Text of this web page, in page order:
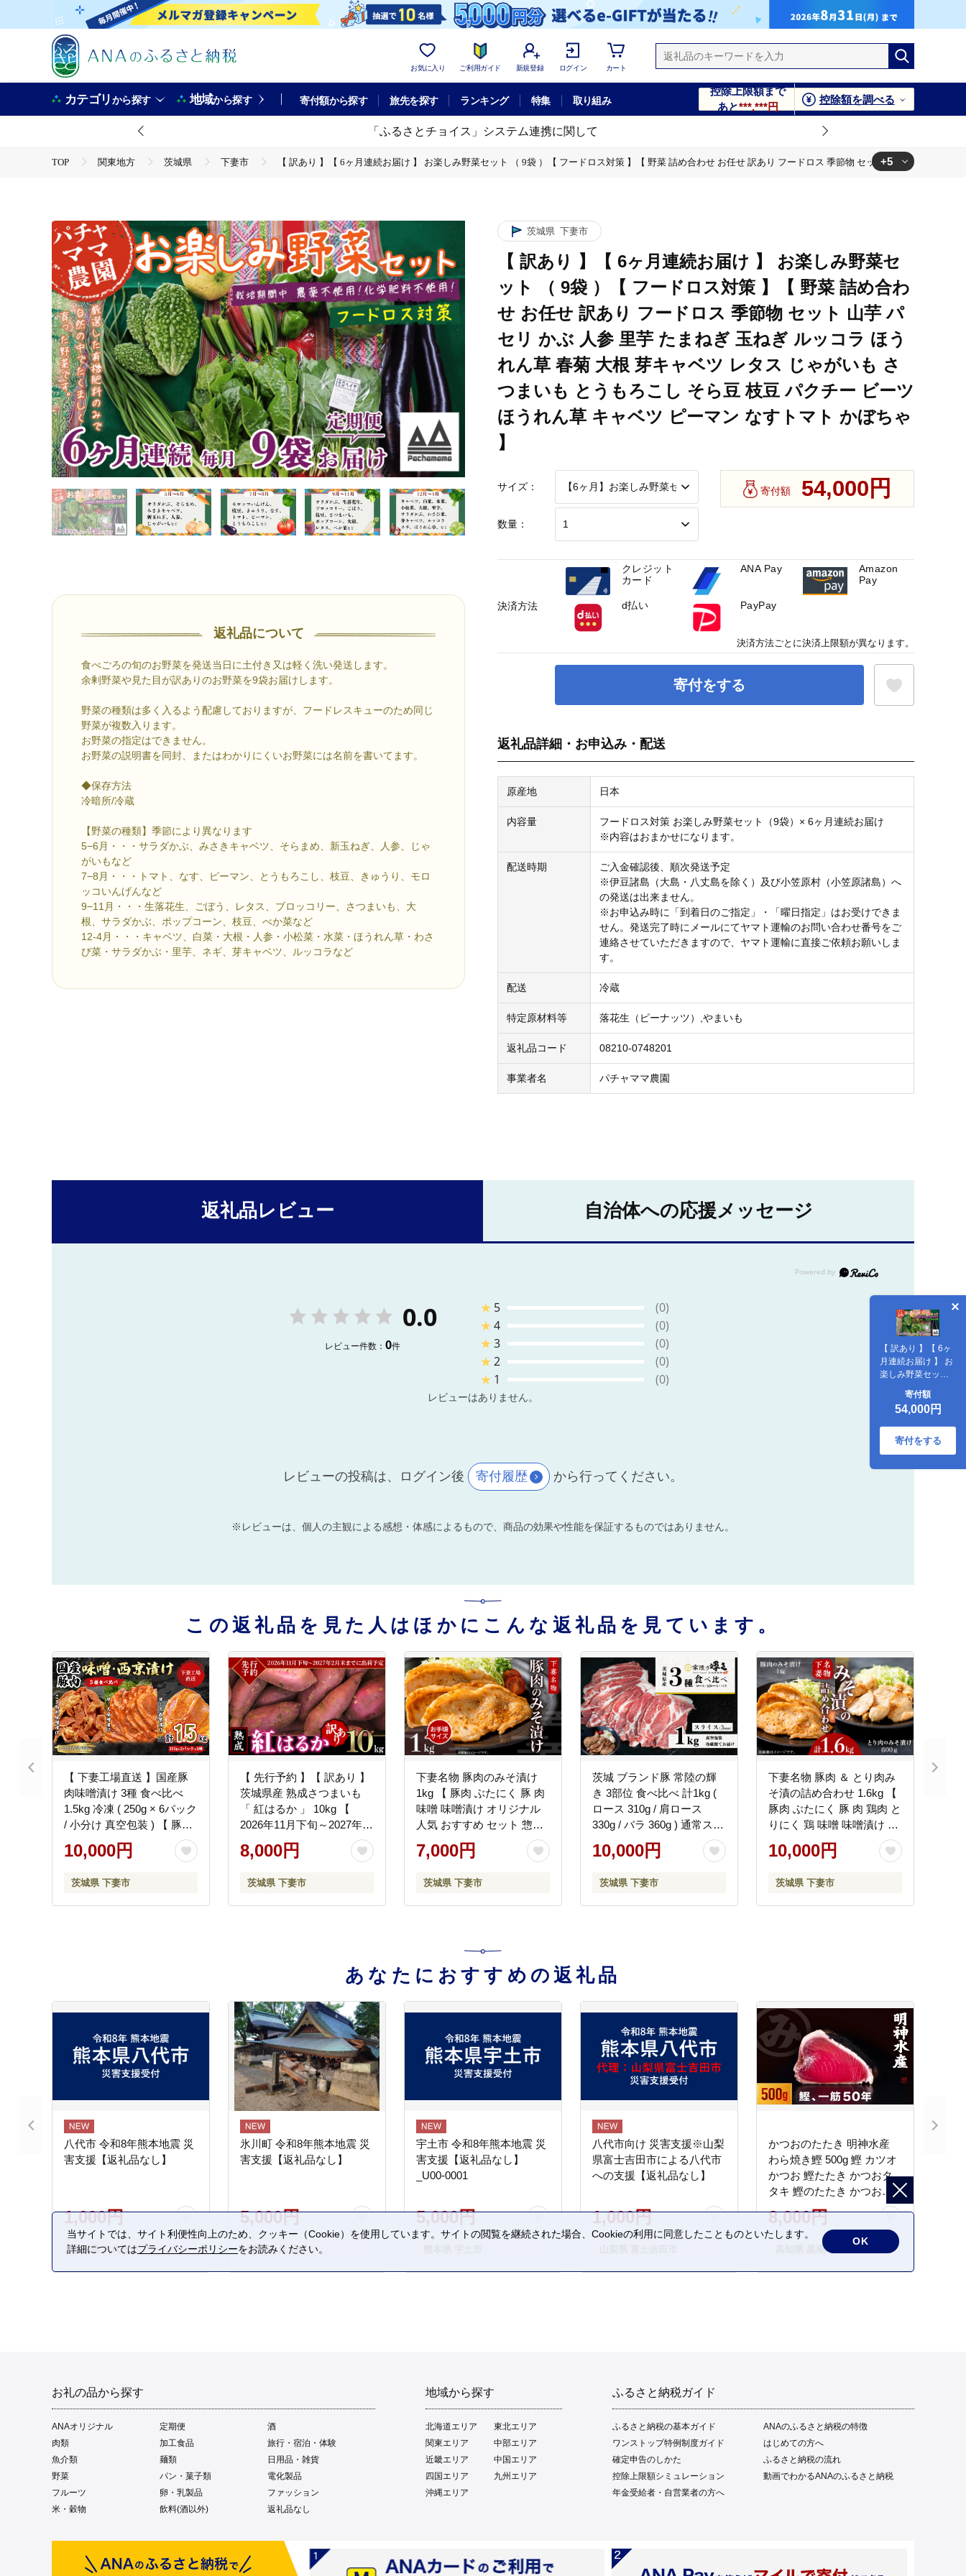
お気に入り ご利用ガイド 新規登録 ログイン カート
カテゴリから探す 地域から探す 寄付額から探す 旅先を探す ランキング 特集 取り組み
控除上限額まで
あと***,***円
控除額を調べる
「ふるさとチョイス」システム連携に関して
TOP 関東地方 茨城県 下妻市
【 訳あり 】【 6ヶ月連続お届け 】 お楽しみ野菜セット （ 9袋 ）【 フードロス対策 】【 野菜 詰め合わせ お任せ 訳あり フードロス 季節物 セット 山芋 パセリ
【 訳あり 】【 6ヶ月連続お届け 】 お楽しみ野菜セット （ 9袋 ）【 フードロス対策 】【 野菜 詰め合わせ お任せ 訳あり フードロス 季節物 セット 山芋 パセリ かぶ 人参 里芋 たまねぎ 玉ねぎ ルッコラ ほう
れん草 春菊 大根 芽キャベツ レタス じゃがいも さつまいも とうもろこし そら豆 枝豆 パクチー ビーツ ほうれん草 キャベツ ピーマン なすトマト かぼちゃ 】
TOP
野菜
ほかの野菜
【 訳あり 】【 6ヶ月連続お届け 】 お楽しみ野菜セット （ 9袋 ）【 フードロス対策 】【 野菜 詰め合わせ お任せ 訳あり フードロス 季節物 セット 山芋 パセリ かぶ 人参 里芋 たまねぎ 玉ねぎ ルッコラ ほう
れん草 春菊 大根 芽キャベツ レタス じゃがいも さつまいも とうもろこし そら豆 枝豆 パクチー ビーツ ほうれん草 キャベツ ピーマン なすトマト かぼちゃ 】
TOP
定期便
【 訳あり 】【 6ヶ月連続お届け 】 お楽しみ野菜セット （ 9袋 ）【 フードロス対策 】【 野菜 詰め合わせ お任せ 訳あり フードロス 季節物 セット 山芋 パセリ かぶ 人参 里芋 たまねぎ 玉ねぎ ルッコラ ほう
れん草 春菊 大根 芽キャベツ レタス じゃがいも さつまいも とうもろこし そら豆 枝豆 パクチー ビーツ ほうれん草 キャベツ ピーマン なすトマト かぼちゃ 】
TOP
定期便
野菜(定期便)
【 訳あり 】【 6ヶ月連続お届け 】 お楽しみ野菜セット （ 9袋 ）【 フードロス対策 】【 野菜 詰め合わせ お任せ 訳あり フードロス 季節物 セット 山芋 パセリ かぶ 人参 里芋 たまねぎ 玉ねぎ ルッコラ ほう
れん草 春菊 大根 芽キャベツ レタス じゃがいも さつまいも とうもろこし そら豆 枝豆 パクチー ビーツ ほうれん草 キャベツ ピーマン なすトマト かぼちゃ 】
+5
返礼品について
食べごろの旬のお野菜を発送当日に土付き又は軽く洗い発送します。
余剰野菜や見た目が訳ありのお野菜を9袋お届けします。
野菜の種類は多く入るよう配慮しておりますが、フードレスキューのため同じ
野菜が複数入ります。
お野菜の指定はできません。
お野菜の説明書を同封、またはわかりにくいお野菜には名前を書いてます。
◆保存方法
冷暗所/冷蔵
【野菜の種類】季節により異なります
5−6月・・・サラダかぶ、みさきキャベツ、そらまめ、新玉ねぎ、人参、じゃ
がいもなど
7−8月・・・トマト、なす、ピーマン、とうもろこし、枝豆、きゅうり、モロ
ッコいんげんなど
9−11月・・・生落花生、ごぼう、レタス、ブロッコリー、さつまいも、大
根、サラダかぶ、ポップコーン、枝豆、べか菜など
12-4月・・・キャベツ、白菜・大根・人参・小松菜・水菜・ほうれん草・わさ
び菜・サラダかぶ・里芋、ネギ、芽キャベツ、ルッコラなど
茨城県 下妻市
【 訳あり 】【 6ヶ月連続お届け 】 お楽しみ野菜セ
ット （ 9袋 ）【 フードロス対策 】【 野菜 詰め合わ
せ お任せ 訳あり フードロス 季節物 セット 山芋 パ
セリ かぶ 人参 里芋 たまねぎ 玉ねぎ ルッコラ ほう
れん草 春菊 大根 芽キャベツ レタス じゃがいも さ
つまいも とうもろこし そら豆 枝豆 パクチー ビーツ
ほうれん草 キャベツ ピーマン なすトマト かぼちゃ
】
サイズ：
数量：
寄付額 54,000円
寄付をする
【 訳あり 】【 6ヶ
月連続お届け 】 お
楽しみ野菜セット
（ 9袋 ）【 フード
ロス対策 】【 野菜
詰め合わせ お任せ
訳あり フードロス
季節物 セット 山芋
パセリ かぶ 人参 里
寄付額
54,000円
寄付をする
返礼品詳細・お申込み・配送
原産地 日本
内容量
フードロス対策 お楽しみ野菜セット（9袋）× 6ヶ月連続お届け
※内容はおまかせになります。
配送時期
ご入金確認後、順次発送予定
※伊豆諸島（大島・八丈島を除く）及び小笠原村（小笠原諸島）へ
の発送は出来ません。
※お申込み時に「到着日のご指定」・「曜日指定」はお受けできま
せん。発送完了時にメールにてヤマト運輸のお問い合わせ番号をご
連絡させていただきますので、ヤマト運輸に直接ご依頼お願いしま
す。
配送 冷蔵
特定原材料等 落花生（ピーナッツ）,やまいも
返礼品コード 08210-0748201
事業者名 パチャママ農園
決済方法
クレジット
カード
ANA Pay
Amazon
Pay
d払い PayPay
決済方法ごとに決済上限額が異なります。
返礼品レビュー 自治体への応援メッセージ
0.0
レビュー件数： 0件
★ 5
(0)
★4
(0)
★3
(0)
★2
(0)
★ 1 (0)
レビューはありません。
レビューの投稿は、ログイン後 寄付履歴 から行ってください。
※レビューは、個人の主観による感想・体感によるもので、商品の効果や性能を保証するものではありません。
この返礼品を見た人はほかにこんな返礼品を見ています。
【 下妻工場直送 】国産豚
肉味噌漬け 3種 食べ比べ
1.5kg 冷凍 ( 250g × 6パック
/ 小分け 真空包装 ) 【 豚肉
ロース セット パック 国産
豚ロース 味噌漬け 食べ比
弁当 マルリン 】
10,000円
茨城県 下妻市
【 先行予約 】【 訳あり 】
茨城県産 熟成さつまいも
「 紅はるか 」 10kg 【
2026年11月下旬～2027年2
月末までに出荷予定 】【
さつまいも 紅はるか 芋 サ
ートポテト 茨城県産 大容
量 不揃い ねっとり 】
8,000円
茨城県 下妻市
下妻名物 豚肉のみそ漬け
1kg 【 豚肉 ぶたにく 豚 肉
味噌 味噌漬け オリジナル
人気 おすすめ セット 惣菜
おかず 】
7,000円
茨城県 下妻市
茨城 ブランド豚 常陸の輝
き 3部位 食べ比べ 計1kg (
ロース 310g / 肩ロース
330g / バラ 360g ) 通常スラ
イス 3mm 【 茨城 国産 豚
肉 銘柄豚 生姜焼き 切り身
中華 BBQ バーベキュー 真
空パック 】
10,000円
茨城県 下妻市
下妻名物 豚肉 ＆ とり肉み
そ漬の詰め合わせ 1.6kg 【
豚肉 ぶたにく 豚 肉 鶏肉 と
りにく 鶏 味噌 味噌漬け オ
リジナル 人気 おすすめ セ
ット 惣菜 おかず 】
10,000円
茨城県 下妻市
あなたにおすすめの返礼品
八代市 令和8年熊本地震 災
害支援【返礼品なし】
1,000円
熊本県 八代市
氷川町 令和8年熊本地震 災
害支援【返礼品なし】
5,000円
熊本県 氷川町
宇土市 令和8年熊本地震 災
害支援【返礼品なし】
_U00-0001
5,000円
八代市向け 災害支援※山梨
県富士吉田市による八代市
への支援【返礼品なし】
1,000円
かつおのたたき 明神水産
わら焼き鰹 500g 鰹 カツオ
かつお 鰹たたき かつおタ
タキ 鰹のたたき かつおの
タタキ 藁焼き わら焼き 魚
さかな 海鮮 刺身 お刺身 冷
凍 ご家庭用 グルメ 特産品
ご当地 本場 高知 黒潮町 ギ
フト 贈答品 人気 返礼品 ふ
8,000円
高知県 黒潮町
お礼の品から探す
ANAオリジナル 定期便
酒
肉類
加工食品
旅行・宿泊・体験
魚介類
麺類
日用品・雑貨
野菜
パン・菓子類
電化製品
フルーツ
卵・乳製品
ファッション
米・穀物
飲料(酒以外) 返礼品なし
地域から探す
北海道エリア
東北エリア
関東エリア
中部エリア
近畿エリア
中国エリア
四国エリア
九州エリア
沖縄エリア
ふるさと納税ガイド
ふるさと納税の基本ガイド
ANAのふるさと納税の特徴
ワンストップ特例制度ガイド
はじめての方へ
確定申告のしかた
ふるさと納税の流れ
控除上限額シミュレーション
動画でわかるANAのふるさと納税
年金受給者・自営業者の方へ
当サイトでは、サイト利便性向上のため、クッキー（Cookie）を使用しています。サイトの閲覧を継続された場合、Cookieの利用に同意したことものといたします。
詳細についてはプライバシーポリシーをお読みください。
OK